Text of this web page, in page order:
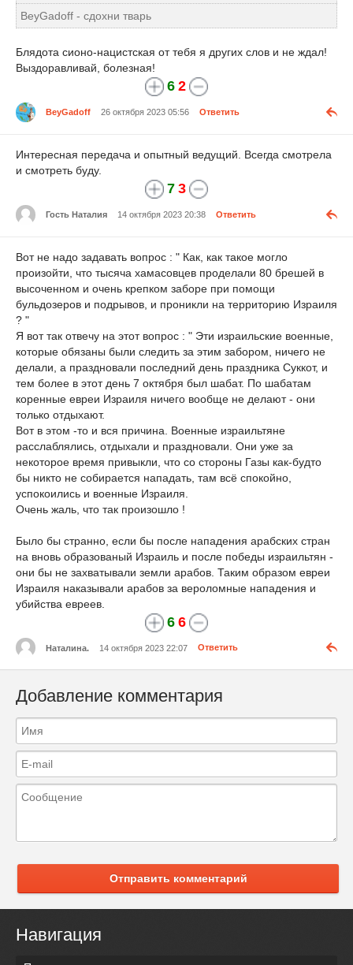
BeyGadoff - сдохни тварь
Блядота сионо-нацистская от тебя я других слов и не ждал!
Выздоравливай, болезная!
6 2
BeyGadoff 26 октября 2023 05:56 Ответить
Интересная передача и опытный ведущий. Всегда смотрела
и смотреть буду.
7 3
Гость Наталия 14 октября 2023 20:38 Ответить
Вот не надо задавать вопрос : " Как, как такое могло
произойти, что тысяча хамасовцев проделали 80 брешей в
высоченном и очень крепком заборе при помощи
бульдозеров и подрывов, и проникли на территорию Израиля
? "
Я вот так отвечу на этот вопрос : " Эти израильские военные,
которые обязаны были следить за этим забором, ничего не
делали, а праздновали последний день праздника Суккот, и
тем более в этот день 7 октября был шабат. По шабатам
коренные евреи Израиля ничего вообще не делают - они
только отдыхают.
Вот в этом -то и вся причина. Военные израильтяне
расслаблялись, отдыхали и праздновали. Они уже за
некоторое время привыкли, что со стороны Газы как-будто
бы никто не собирается нападать, там всё спокойно,
успокоились и военные Израиля.
Очень жаль, что так произошло !
Было бы странно, если бы после нападения арабских стран
на вновь образованый Израиль и после победы израильтян -
они бы не захватывали земли арабов. Таким образом евреи
Израиля наказывали арабов за вероломные нападения и
убийства евреев.
6 6
Наталина. 14 октября 2023 22:07 Ответить
Добавление комментария
Отправить комментарий
Навигация